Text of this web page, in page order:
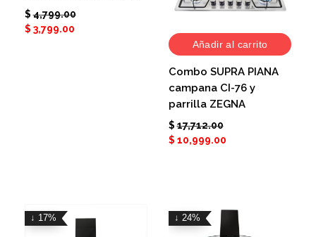
$ 4,799.00
$ 3,799.00
Añadir al carrito
Combo SUPRA PIANA
campana CI-76 y
parrilla ZEGNA
$ 17,712.00
$ 10,999.00
↓ 17% ↓ 24%